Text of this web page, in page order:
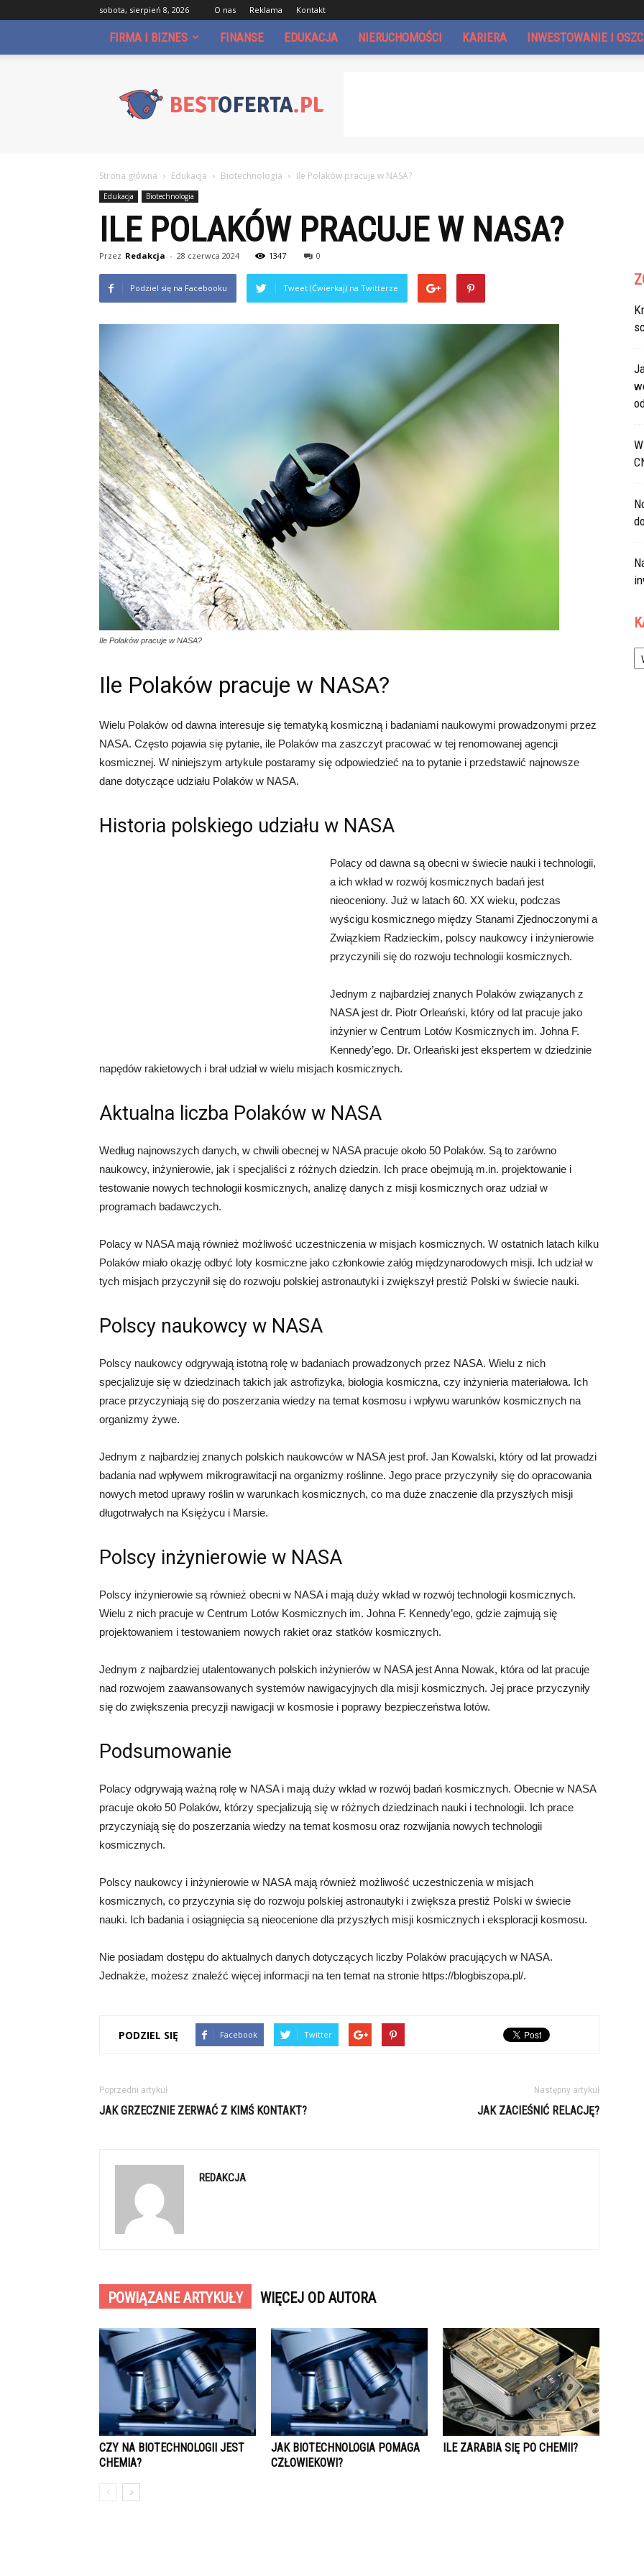
sobota, sierpień 8, 2026 O nas Reklama Kontakt
FIRMA I BIZNES FINANSE EDUKACJA NIERUCHOMOŚCI KARIERA INWESTOWANIE I
Strona główna Edukacja Biotechnologia Ile Polaków pracuje w NASA?
Edukacja Biotechnologia
ILE POLAKÓW PRACUJE W NASA?
Przez Redakcja - 28 czerwca 2024 1347 0
Podziel się na Facebooku Tweet (Ćwierkaj) na Twitterze
Ile Polaków pracuje w NASA?
Ile Polaków pracuje w NASA?
Wielu Polaków od dawna interesuje się tematyką kosmiczną i badaniami naukowymi prowadzonymi przez
NASA. Często pojawia się pytanie, ile Polaków ma zaszczyt pracować w tej renomowanej agencji
kosmicznej. W niniejszym artykule postaramy się odpowiedzieć na to pytanie i przedstawić najnowsze
dane dotyczące udziału Polaków w NASA.
Historia polskiego udziału w NASA
Polacy od dawna są obecni w świecie nauki i technologii,
a ich wkład w rozwój kosmicznych badań jest
nieoceniony. Już w latach 60. XX wieku, podczas
wyścigu kosmicznego między Stanami Zjednoczonymi a
Związkiem Radzieckim, polscy naukowcy i inżynierowie
przyczynili się do rozwoju technologii kosmicznych.
Jednym z najbardziej znanych Polaków związanych z
NASA jest dr. Piotr Orleański, który od lat pracuje jako
inżynier w Centrum Lotów Kosmicznych im. Johna F.
Kennedy’ego. Dr. Orleański jest ekspertem w dziedzinie
napędów rakietowych i brał udział w wielu misjach kosmicznych.
Aktualna liczba Polaków w NASA
Według najnowszych danych, w chwili obecnej w NASA pracuje około 50 Polaków. Są to zarówno
naukowcy, inżynierowie, jak i specjaliści z różnych dziedzin. Ich prace obejmują m.in. projektowanie i
testowanie nowych technologii kosmicznych, analizę danych z misji kosmicznych oraz udział w
programach badawczych.
Polacy w NASA mają również możliwość uczestniczenia w misjach kosmicznych. W ostatnich latach kilku
Polaków miało okazję odbyć loty kosmiczne jako członkowie załóg międzynarodowych misji. Ich udział w
tych misjach przyczynił się do rozwoju polskiej astronautyki i zwiększył prestiż Polski w świecie nauki.
Polscy naukowcy w NASA
Polscy naukowcy odgrywają istotną rolę w badaniach prowadzonych przez NASA. Wielu z nich
specjalizuje się w dziedzinach takich jak astrofizyka, biologia kosmiczna, czy inżynieria materiałowa. Ich
prace przyczyniają się do poszerzania wiedzy na temat kosmosu i wpływu warunków kosmicznych na
organizmy żywe.
Jednym z najbardziej znanych polskich naukowców w NASA jest prof. Jan Kowalski, który od lat prowadzi
badania nad wpływem mikrograwitacji na organizmy roślinne. Jego prace przyczyniły się do opracowania
nowych metod uprawy roślin w warunkach kosmicznych, co ma duże znaczenie dla przyszłych misji
długotrwałych na Księżycu i Marsie.
Polscy inżynierowie w NASA
Polscy inżynierowie są również obecni w NASA i mają duży wkład w rozwój technologii kosmicznych.
Wielu z nich pracuje w Centrum Lotów Kosmicznych im. Johna F. Kennedy’ego, gdzie zajmują się
projektowaniem i testowaniem nowych rakiet oraz statków kosmicznych.
Jednym z najbardziej utalentowanych polskich inżynierów w NASA jest Anna Nowak, która od lat pracuje
nad rozwojem zaawansowanych systemów nawigacyjnych dla misji kosmicznych. Jej prace przyczyniły
się do zwiększenia precyzji nawigacji w kosmosie i poprawy bezpieczeństwa lotów.
Podsumowanie
Polacy odgrywają ważną rolę w NASA i mają duży wkład w rozwój badań kosmicznych. Obecnie w NASA
pracuje około 50 Polaków, którzy specjalizują się w różnych dziedzinach nauki i technologii. Ich prace
przyczyniają się do poszerzania wiedzy na temat kosmosu oraz rozwijania nowych technologii
kosmicznych.
Polscy naukowcy i inżynierowie w NASA mają również możliwość uczestniczenia w misjach
kosmicznych, co przyczynia się do rozwoju polskiej astronautyki i zwiększa prestiż Polski w świecie
nauki. Ich badania i osiągnięcia są nieocenione dla przyszłych misji kosmicznych i eksploracji kosmosu.
Nie posiadam dostępu do aktualnych danych dotyczących liczby Polaków pracujących w NASA.
Jednakże, możesz znaleźć więcej informacji na ten temat na stronie https://blogbiszopa.pl/.
PODZIEL SIĘ Facebook Twitter
Poprzedni artykuł
JAK GRZECZNIE ZERWAĆ Z KIMŚ KONTAKT?
Następny artykuł
JAK ZACIEŚNIĆ RELACJĘ?
REDAKCJA
POWIĄZANE ARTYKUŁY WIĘCEJ OD AUTORA
CZY NA BIOTECHNOLOGII JEST
CHEMIA?
JAK BIOTECHNOLOGIA POMAGA
CZŁOWIEKOWI?
ILE ZARABIA SIĘ PO CHEMII?